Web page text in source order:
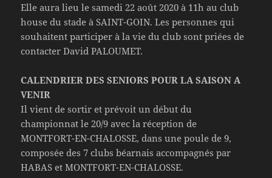
Elle aura lieu le samedi 22 août 2020 à 11h au club
house du stade à SAINT-GOIN. Les personnes qui
souhaitent participer à la vie du club sont priées de
contacter David PALOUMET.
CALENDRIER DES SENIORS POUR LA SAISON A
VENIR
Il vient de sortir et prévoit un début du
championnat le 20/9 avec la réception de
MONTFORT-EN-CHALOSSE, dans une poule de 9,
composée des 7 clubs béarnais accompagnés par
HABAS et MONTFORT-EN-CHALOSSE.